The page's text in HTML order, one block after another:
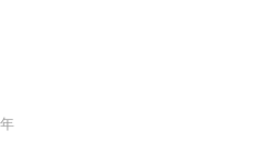
遥远的北方。引人入胜！